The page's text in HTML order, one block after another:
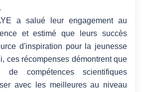
a salué leur engagement au
et estimé que leurs succès
d'inspiration pour la jeunesse
ces récompenses démontrent que
compétences scientifiques
avec les meilleures au niveau